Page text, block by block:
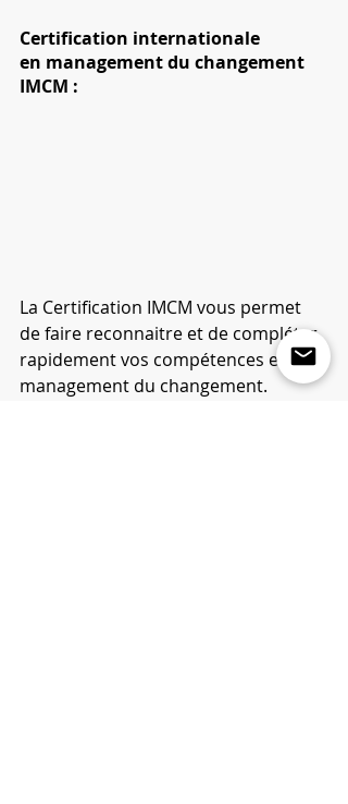
Certification internationale
en management du changement
IMCM :
La Certification IMCM vous permet
de faire reconnaitre et de compléter
rapidement vos compétences en
management du changement.